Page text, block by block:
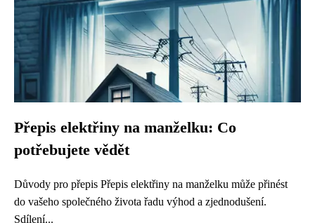
Přepis elektřiny na manželku: Co
potřebujete vědět
Důvody pro přepis Přepis elektřiny na manželku může přinést
do vašeho společného života řadu výhod a zjednodušení.
Sdílení...